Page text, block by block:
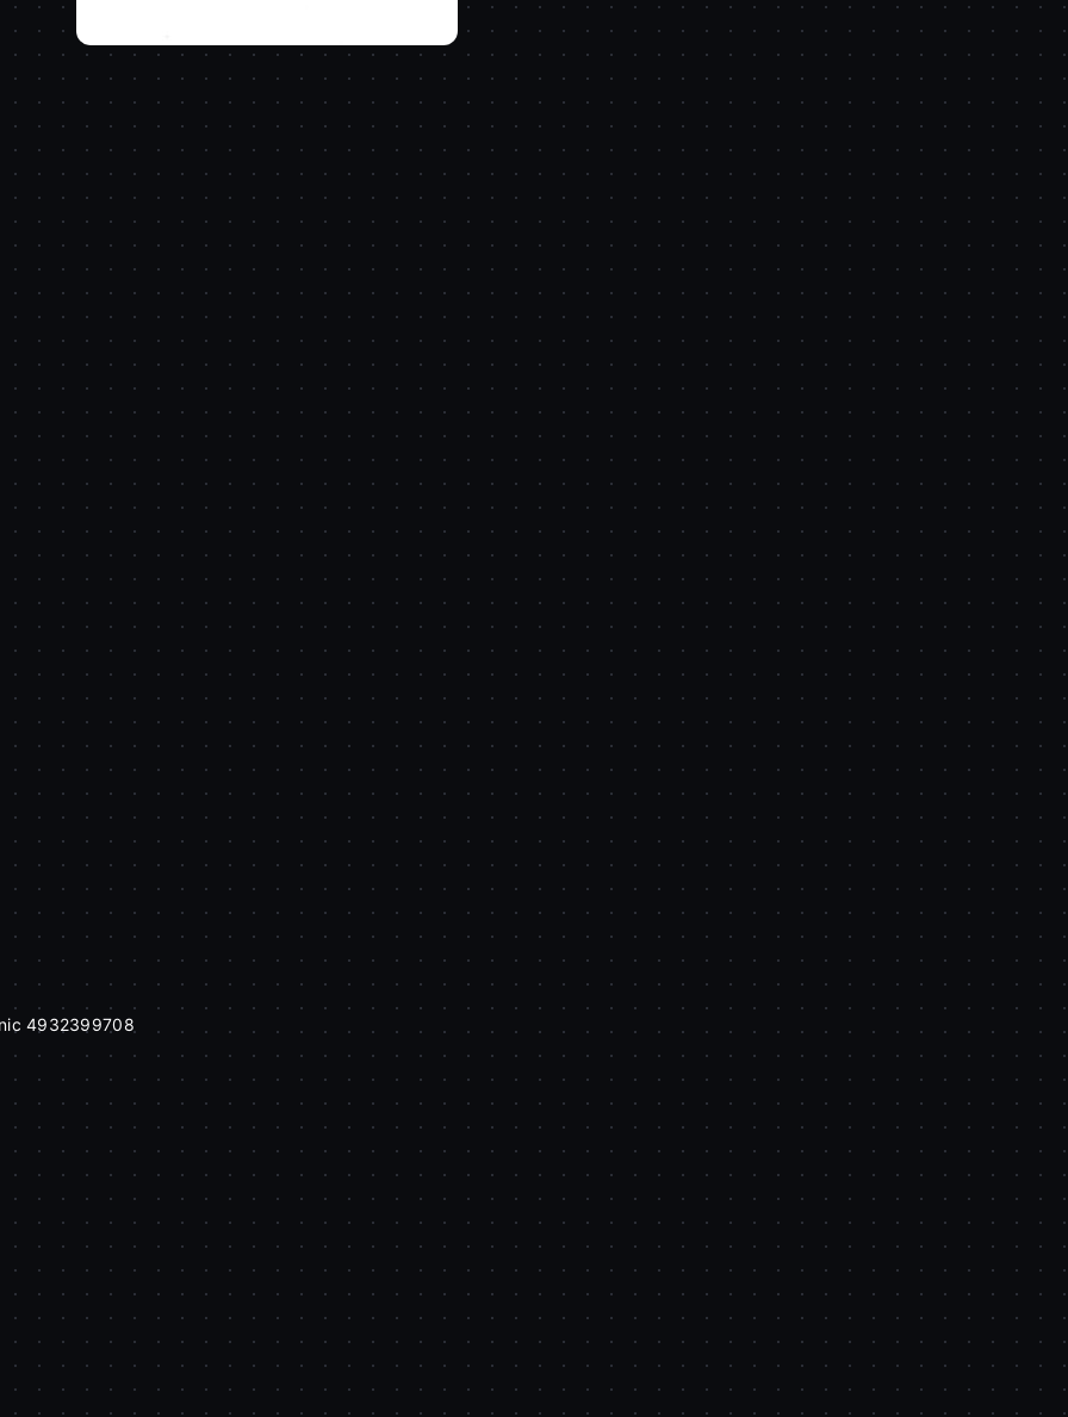
4932399708 PRODUKT NIEDOSTĘPNY